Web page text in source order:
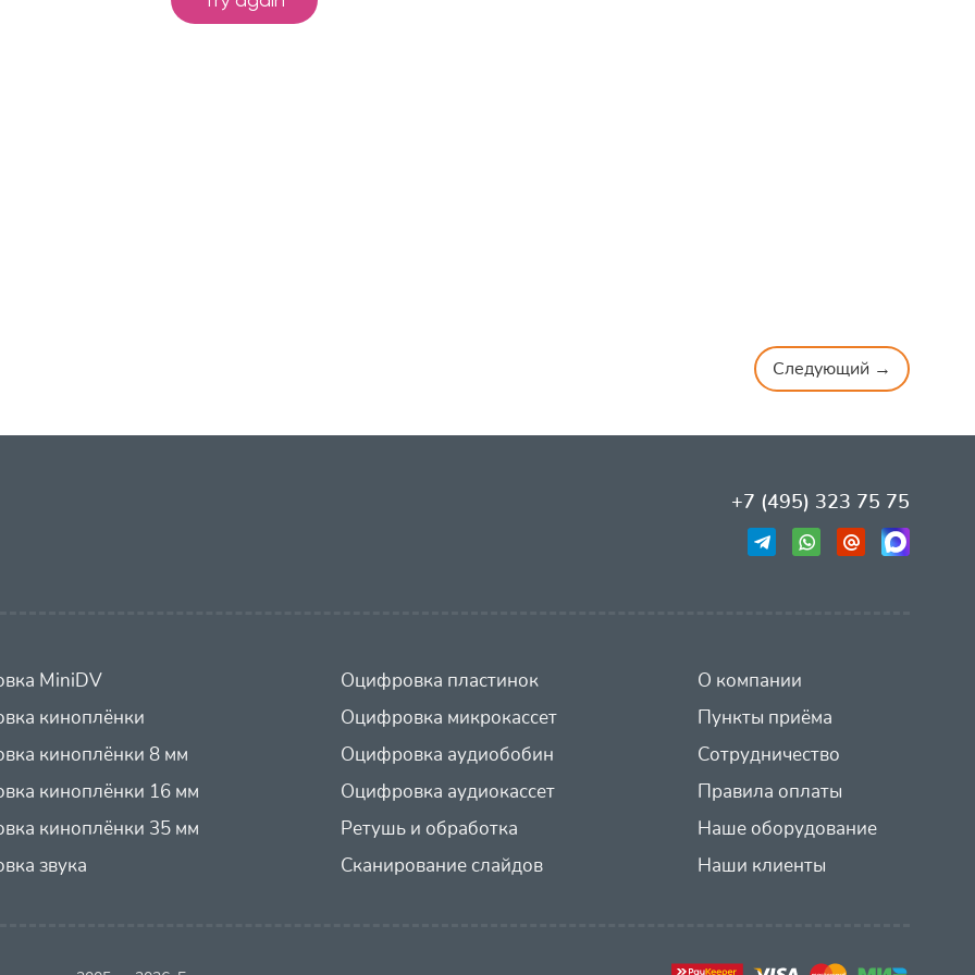
Следующий →
+7 (495) 323 75 75
MiniDV
киноплёнки
киноплёнки 8 мм
киноплёнки 16 мм
киноплёнки 35 мм
звука
Оцифровка пластинок
Оцифровка микрокассет
Оцифровка аудиобобин
Оцифровка аудиокассет
Ретушь и обработка
Сканирование слайдов
О компании
Пункты приёма
Сотрудничество
Правила оплаты
Наше оборудование
Наши клиенты